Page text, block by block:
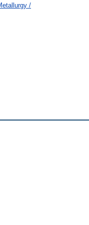
/